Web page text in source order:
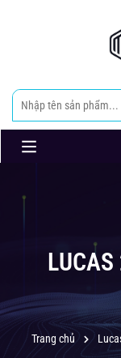
Trang chủ